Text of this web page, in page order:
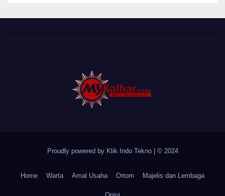
Proudly powered by Klik Indo Tekno © 2024
Home Warta Amal Usaha Ortom Majelis dan Lembaga